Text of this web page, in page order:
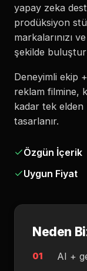
yapay zeka
prodüksiyon
markalarınızı
şekilde
Deneyimli ekip
reklam filmine,
kadar tek elden
tasarlanır.
Özgün İçerik
Uygun Fiyat
Neden
01 AI +